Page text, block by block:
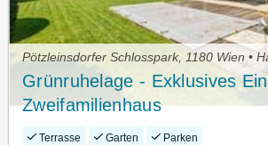
Pötzleinsdorfer Schlosspark, 1180 Wien •
Grünruhelage - Exklusives
Zweifamilienhaus
Terrasse Garten Parken